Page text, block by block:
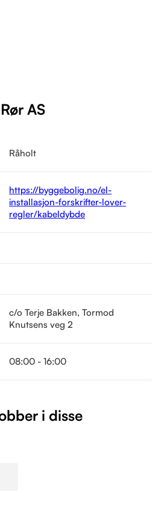
AS
Råholt
https://byggebolig.no/el-
installasjon-forskrifter-lover-
regler/kabeldybde
c/o Terje Bakken, Tormod
Knutsens veg 2
08:00 - 16:00
i disse